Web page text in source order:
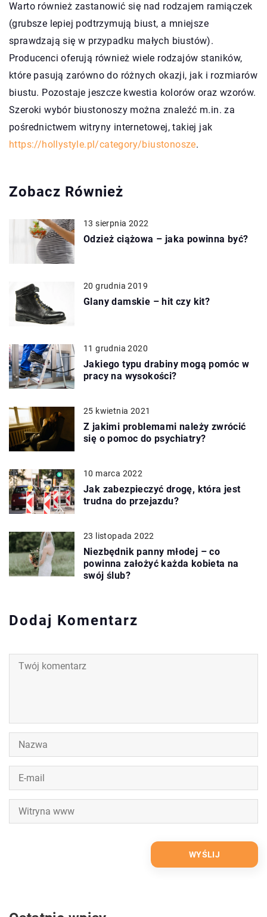
Warto również zastanowić się nad rodzajem ramiączek
(grubsze lepiej podtrzymują biust, a mniejsze
sprawdzają się w przypadku małych biustów).
Producenci oferują również wiele rodzajów staników,
które pasują zarówno do różnych okazji, jak i rozmiarów
biustu. Pozostaje jeszcze kwestia kolorów oraz wzorów.
Szeroki wybór biustonoszy można znaleźć m.in. za
pośrednictwem witryny internetowej, takiej jak
https://hollystyle.pl/category/biustonosze.
Zobacz Również
13 sierpnia 2022
Odzież ciążowa – jaka powinna być?
20 grudnia 2019
Glany damskie – hit czy kit?
11 grudnia 2020
Jakiego typu drabiny mogą pomóc w
pracy na wysokości?
25 kwietnia 2021
Z jakimi problemami należy zwrócić
się o pomoc do psychiatry?
10 marca 2022
Jak zabezpieczyć drogę, która jest
trudna do przejazdu?
23 listopada 2022
Niezbędnik panny młodej – co
powinna założyć każda kobieta na
swój ślub?
Dodaj Komentarz